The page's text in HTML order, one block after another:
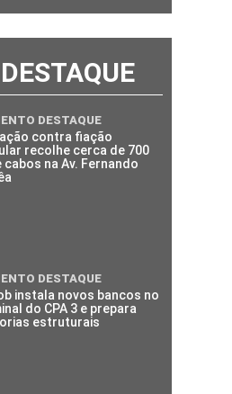
DESTAQUE
contra fiação
recolhe cerca de 700
cabos na Av. Fernando
DESTAQUE
instala novos bancos no
do CPA 3 e prepara
estruturais